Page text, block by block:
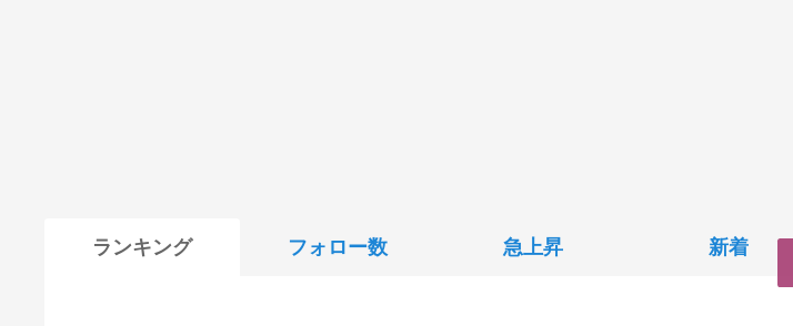
ランキング フォロー数 急上昇 新着